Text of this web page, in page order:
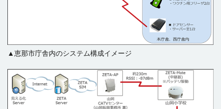
▲恵那市庁舎内のシステム構成イメージ